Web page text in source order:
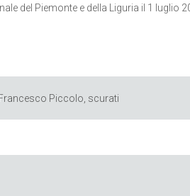
del Piemonte e della Liguria il 1 luglio
Piccolo scurati